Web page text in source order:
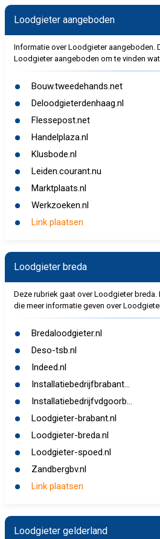
Loodgieter aangeboden
Informatie over Loodgieter aangeboden.
Loodgieter aangeboden om te vinden
Bouw.tweedehands.net
Deloodgieterdenhaag.nl
Flessepost.net
Handelplaza.nl
Klusbode.nl
Leiden.courant.nu
Marktplaats.nl
Werkzoeken.nl
Link plaatsen
Loodgieter breda
Deze rubriek gaat over Loodgieter breda.
die meer informatie geven over
Bredaloodgieter.nl
Deso-tsb.nl
Indeed.nl
Installatiebedrijfbrabant...
Installatiebedrijfvdgoorb...
Loodgieter-brabant.nl
Loodgieter-breda.nl
Loodgieter-spoed.nl
Zandbergbv.nl
Link plaatsen
Loodgieter gelderland